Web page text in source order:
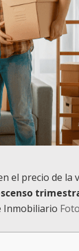
el precio de la
Inmobiliario